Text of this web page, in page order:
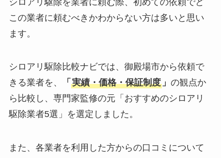
この業者に頼むべきかわからない方は多いと思い
ます。
シロアリ駆除比較ナビでは、御殿場市から依頼で
きる業者を、
「 実績・価格・保証制度」 の観点か
ら比較し、専門家監修の元「おすすめのシロアリ
駆除業者5選」を選定しました。
また、各業者を利用した方からの口コミについて